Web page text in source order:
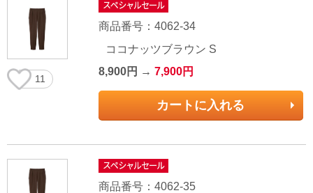
11
商品番号：4062-34
ココナッツブラウン S
8,900円 → 7,900円
カートに入れる
商品番号：4062-35